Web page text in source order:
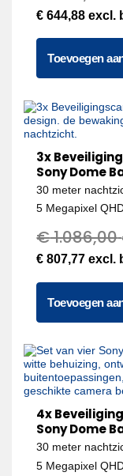
€ 644,88 excl.
Toevoegen
3x
Sony Dome
30 meter
5 Megapixel
€1.086,00
€ 807,77 excl.
Toevoegen
4x
Sony Dome
30 meter
5 Megapixel